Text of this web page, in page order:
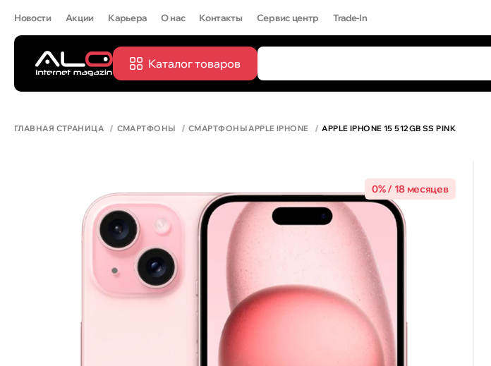
Новости Акции Карьера О нас Контакты Сервис центр Trade-In
Каталог товаров
ГЛАВНАЯ СТРАНИЦА СМАРТФОНЫ СМАРТФОНЫ APPLE IPHONE APPLE IPHONE 15 512GB SS PINK
0% / 18 месяцев